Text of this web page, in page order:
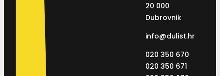
20 000
Dubrovnik
info@dulist.hr
020 350 670
020 350 671